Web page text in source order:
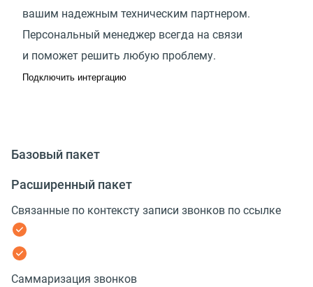
вашим надежным техническим партнером.
Персональный менеджер всегда на связи
и поможет решить любую проблему.
Подключить интергацию
Базовый пакет
Расширенный пакет
Связанные по контексту записи звонков по ссылке
Саммаризация звонков